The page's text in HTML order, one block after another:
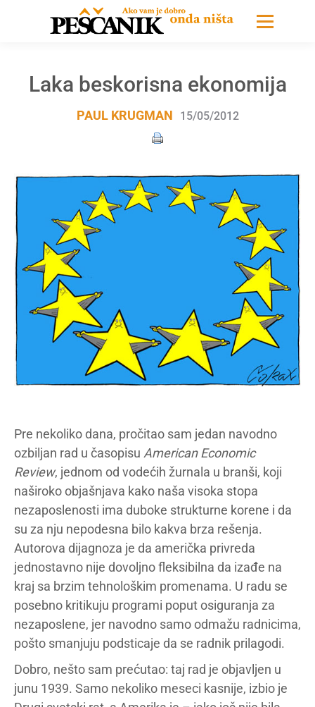
Laka beskorisna ekonomija
PAUL KRUGMAN 15/05/2012
Pre nekoliko dana, pročitao sam jedan navodno
ozbiljan rad u časopisu American Economic
Review, jednom od vodećih žurnala u branši, koji
naširoko objašnjava kako naša visoka stopa
nezaposlenosti ima duboke strukturne korene i da
su za nju nepodesna bilo kakva brza rešenja.
Autorova dijagnoza je da američka privreda
jednostavno nije dovoljno fleksibilna da izađe na
kraj sa brzim tehnološkim promenama. U radu se
posebno kritikuju programi poput osiguranja za
nezaposlene, jer navodno samo odmažu radnicima,
pošto smanjuju podsticaje da se radnik prilagodi.
Dobro, nešto sam prećutao: taj rad je objavljen u
junu 1939. Samo nekoliko meseci kasnije, izbio je